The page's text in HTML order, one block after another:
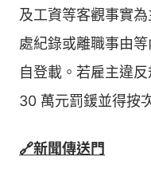
及工資等客觀事實
處紀錄或離職事由
自登載。若雇主違
30 萬元罰鍰並得按
🔗新聞傳送門